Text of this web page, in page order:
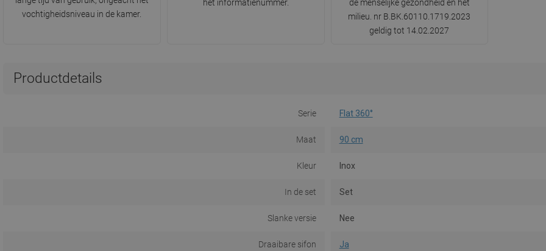
vochtigheidsniveau in de kamer.
het informatienummer.
de menselijke gezondheid en het
milieu. nr B.BK.60110.1719.2023
geldig tot 14.02.2027
Productdetails
Serie Flat 360°
Maat 90 cm
Kleur Inox
In de set Set
Slanke versie Nee
Draaibare sifon Ja